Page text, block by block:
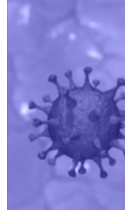
USAVRŠAVANJE
KNOW-HOW
STIL
WELLBEING